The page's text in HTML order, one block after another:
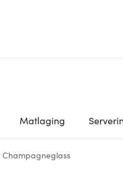
Matlaging
Champagneglass